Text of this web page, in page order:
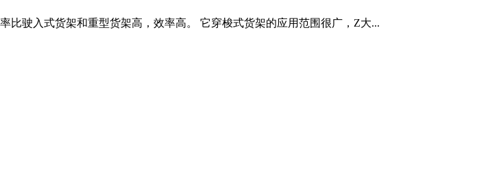
驶入式货架和重型货架高，效率高。 它穿梭式货架的应用范围很广，Z大...